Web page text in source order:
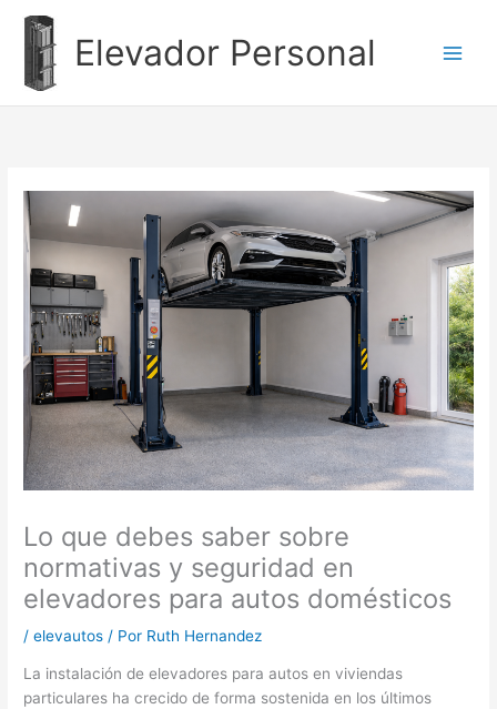
contenido
Elevador Personal
Lo que debes saber sobre
normativas y seguridad en
elevadores para autos domésticos
/elevautos / Por Ruth Hernandez
La instalación de elevadores para autos en viviendas
particulares ha crecido de forma sostenida en los últimos